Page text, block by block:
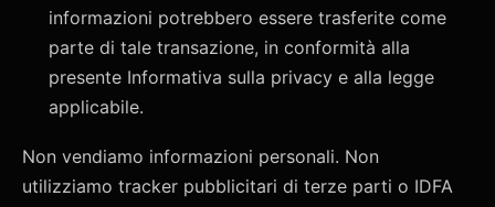
informazioni potrebbero essere trasferite come
parte di tale transazione, in conformità alla
presente Informativa sulla privacy e alla legge
applicabile.
Non vendiamo informazioni personali. Non
utilizziamo tracker pubblicitari di terze parti o IDFA